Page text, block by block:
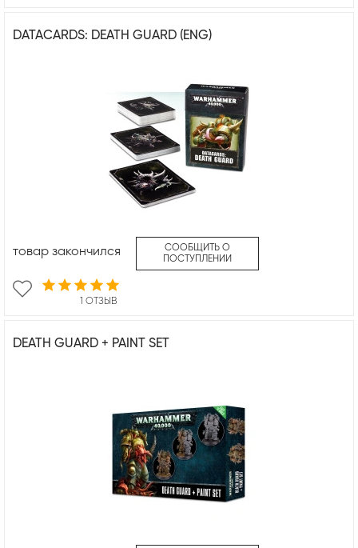
DATACARDS: DEATH GUARD (ENG)
1 ОТЗЫВ
товар закончился
СООБЩИТЬ О
ПОСТУПЛЕНИИ
DEATH GUARD + PAINT SET